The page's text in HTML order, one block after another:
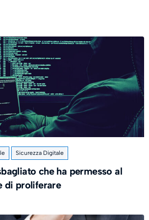
Sicurezza Digitale
che ha permesso al
di proliferare